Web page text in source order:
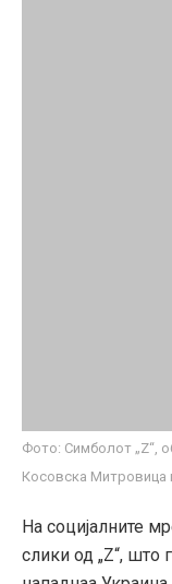
Фото: Симболот „Z“,
Косовска Митровица
На социјалните
слики од „Z“, што